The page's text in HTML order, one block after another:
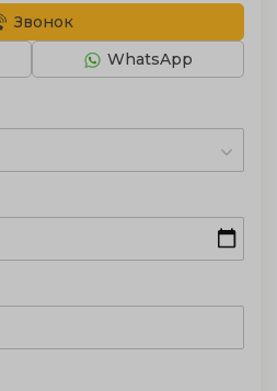
Звонок
WhatsApp